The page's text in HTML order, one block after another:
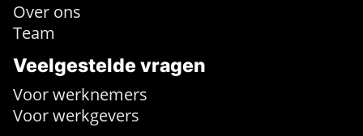
Over ons
Team
Veelgestelde vragen
Voor werknemers
Voor werkgevers